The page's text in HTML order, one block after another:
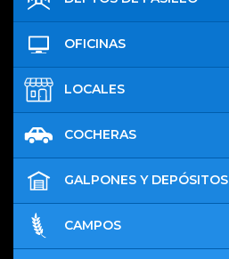
OFICINAS
LOCALES
COCHERAS
GALPONES Y DEPÓSITOS
CAMPOS